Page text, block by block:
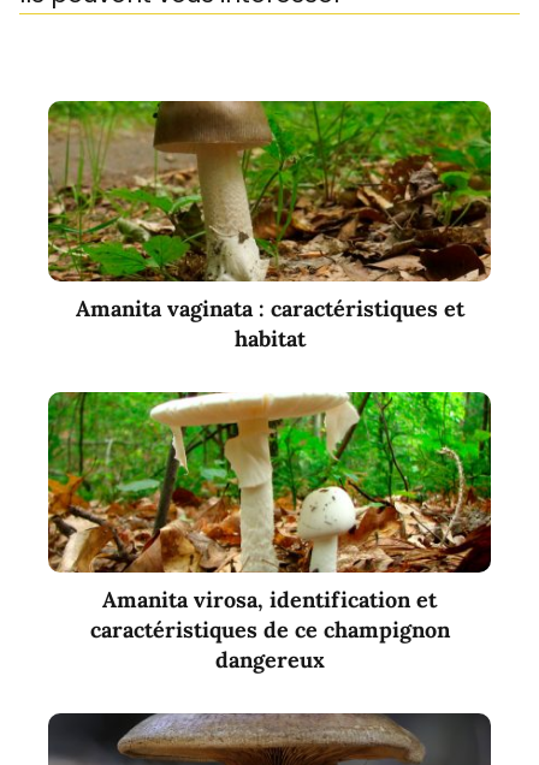
Amanita vaginata : caractéristiques et
habitat
Amanita virosa, identification et
caractéristiques de ce champignon
dangereux